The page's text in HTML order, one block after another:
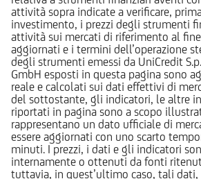
attività sopra indicate a verificare,
investimento, i prezzi degli strumenti
attività sui mercati di riferimento al
aggiornati e i termini dell’operazione
degli strumenti emessi da UniCredit
GmbH esposti in questa pagina sono
reale e calcolati sui dati effettivi di
del sottostante, gli indicatori, le altre
riportati in pagina sono a scopo
rappresentano un dato ufficiale di
essere aggiornati con uno scarto
minuti. I prezzi, i dati e gli indicatori
internamente o ottenuti da fonti
tuttavia, in quest’ultimo caso, tali